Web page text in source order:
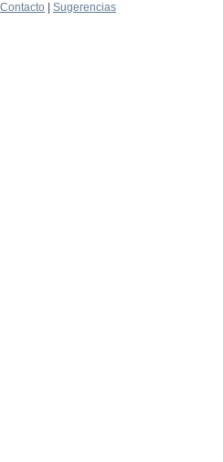
Contacto
Sugerencias